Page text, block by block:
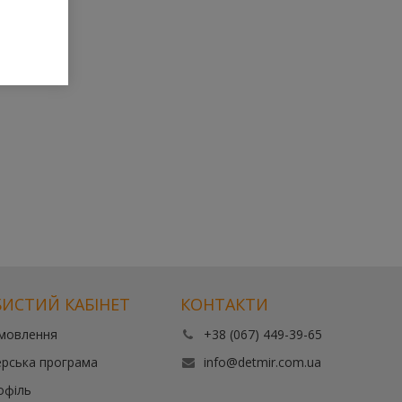
КАБІНЕТ
програма
КОНТАКТИ
+38 (067) 449-39-65
info@detmir.com.ua